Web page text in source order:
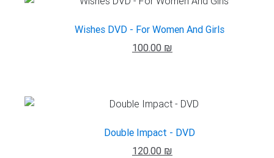
Wishes DVD - For Women And Girls
100.00 ₪
Double Impact - DVD
120.00 ₪